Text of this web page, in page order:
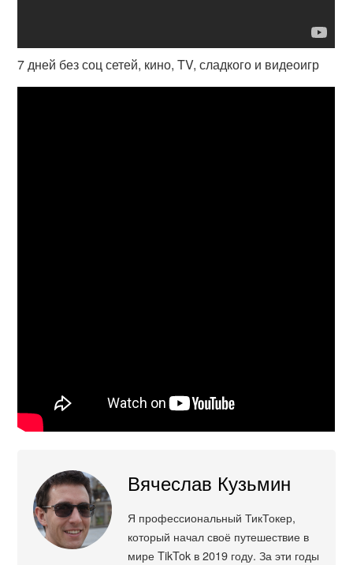
7 дней без соц сетей, кино, TV, сладкого и видеоигр
Вячеслав Кузьмин
Я профессиональный ТикТокер,
который начал своё путешествие в
мире TikTok в 2019 году. За эти годы